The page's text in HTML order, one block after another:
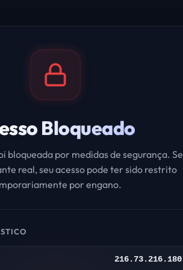
Bloqueado
bloqueada por medidas de segurança. Se
real, seu acesso pode ter sido restrito
por engano.
216.73.216.180